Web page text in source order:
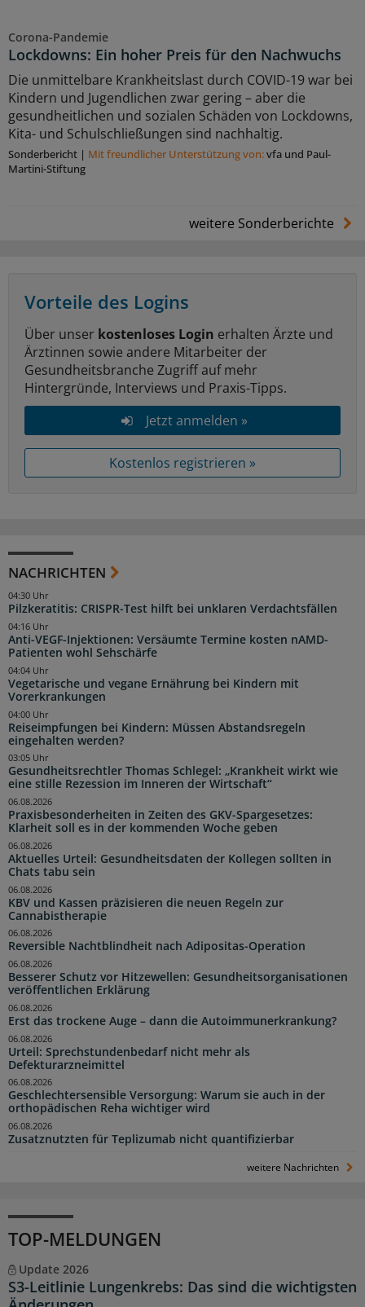
Corona-Pandemie
Lockdowns: Ein hoher Preis für den Nachwuchs
Die unmittelbare Krankheitslast durch COVID-19 war bei
Kindern und Jugendlichen zwar gering – aber die
gesundheitlichen und sozialen Schäden von Lockdowns,
Kita- und Schulschließungen sind nachhaltig.
Sonderbericht | Mit freundlicher Unterstützung von:vfa und Paul-
Martini-Stiftung
weitere Sonderberichte
Vorteile des Logins
Über unser kostenloses Login erhalten Ärzte und
Ärztinnen sowie andere Mitarbeiter der
Gesundheitsbranche Zugriff auf mehr
Hintergründe, Interviews und Praxis-Tipps.
Jetzt anmelden »
Kostenlos registrieren »
NACHRICHTEN
Pilzkeratitis: CRISPR-Test hilft bei unklaren Verdachtsfällen
04:30 Uhr
Anti-VEGF-Injektionen: Versäumte Termine kosten nAMD-
Patienten wohl Sehschärfe
04:16 Uhr
Vegetarische und vegane Ernährung bei Kindern mit
Vorerkrankungen
04:04 Uhr
Reiseimpfungen bei Kindern: Müssen Abstandsregeln
eingehalten werden?
04:00 Uhr
Gesundheitsrechtler Thomas Schlegel: „Krankheit wirkt wie
eine stille Rezession im Inneren der Wirtschaft“
03:05 Uhr
Praxisbesonderheiten in Zeiten des GKV-Spargesetzes:
Klarheit soll es in der kommenden Woche geben
06.08.2026
Aktuelles Urteil: Gesundheitsdaten der Kollegen sollten in
Chats tabu sein
06.08.2026
KBV und Kassen präzisieren die neuen Regeln zur
Cannabistherapie
06.08.2026
Reversible Nachtblindheit nach Adipositas-Operation
06.08.2026
Besserer Schutz vor Hitzewellen: Gesundheitsorganisationen
veröffentlichen Erklärung
06.08.2026
Erst das trockene Auge – dann die Autoimmunerkrankung?
06.08.2026
Urteil: Sprechstundenbedarf nicht mehr als
Defekturarzneimittel
06.08.2026
Geschlechtersensible Versorgung: Warum sie auch in der
orthopädischen Reha wichtiger wird
06.08.2026
Zusatznutzten für Teplizumab nicht quantifizierbar
06.08.2026
weitere Nachrichten
TOP-MELDUNGEN
Update 2026
S3-Leitlinie Lungenkrebs: Das sind die wichtigsten